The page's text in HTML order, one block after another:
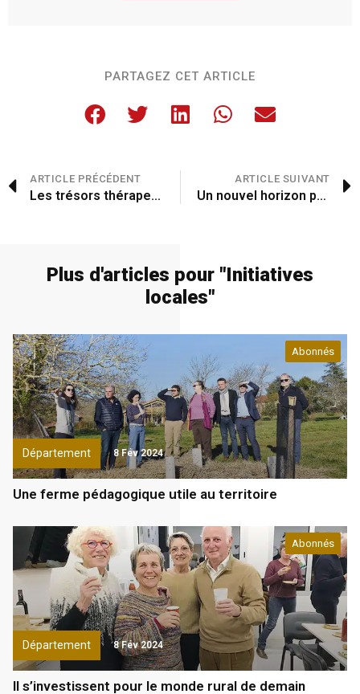
PARTAGEZ CET ARTICLE
ARTICLE PRÉCÉDENT
Les trésors thérapeutiques des plantes médicinales
ARTICLE SUIVANT
Un nouvel horizon pour le 7e art
Plus d'articles pour "Initiatives
locales"
Département
Abonnés
8 Fév 2024
Une ferme pédagogique utile au territoire
Département
Abonnés
8 Fév 2024
Il s’investissent pour le monde rural de demain